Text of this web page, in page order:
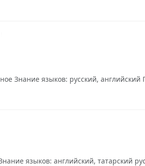
Знание языков: русский,
языков: английский, татарский